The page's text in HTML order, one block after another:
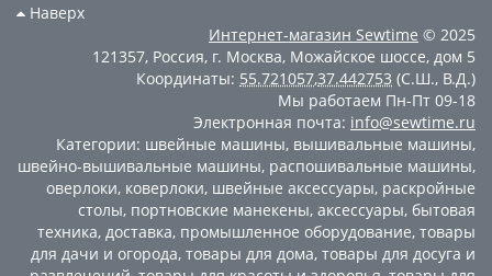
Наверх
Интернет-магазин Sewtime © 2025
121357, Россия, г. Москва, Можайское шоссе, дом 5
Координаты: 55.721057,37.442753 (С.Ш., В.Д.)
Мы работаем Пн-Пт 09-18
Электронная почта: info@sewtime.ru
Категории: швейные машины, вышивальные машины,
швейно-вышивальные машины, распошивальные машины,
оверлоки, коверлоки, швейные аксессуары, раскройные
столы, портновские манекены, аксессуары, бытовая
техника, доставка, промышленное оборудование, товары
для дачи и огорода, товары для дома, товары для досуга и